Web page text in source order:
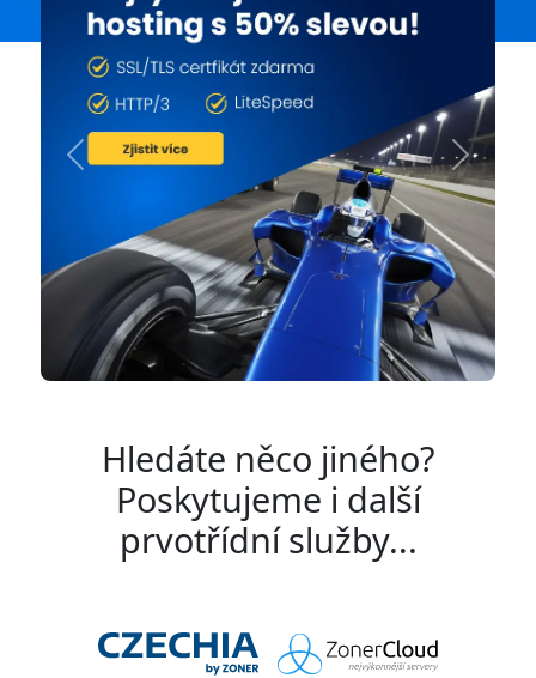
Previous Next
Hledáte něco jiného?
Poskytujeme i další
prvotřídní služby...